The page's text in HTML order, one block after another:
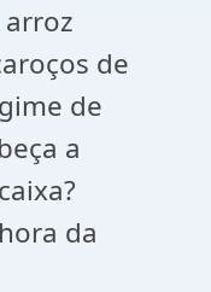
de
de
a
da